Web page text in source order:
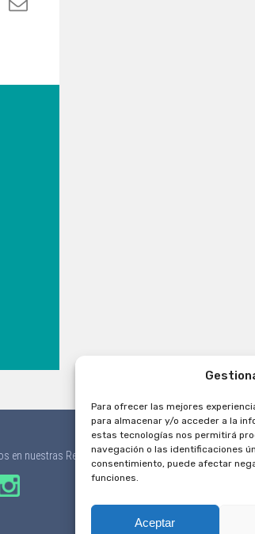
Para ofrecer las mejores
para almacenar y/o acceder a la
estas tecnologías nos permitirá
navegación o las identificaciones
consentimiento, puede afectar
funciones.
Aceptar
en nuestras Redes Sociales